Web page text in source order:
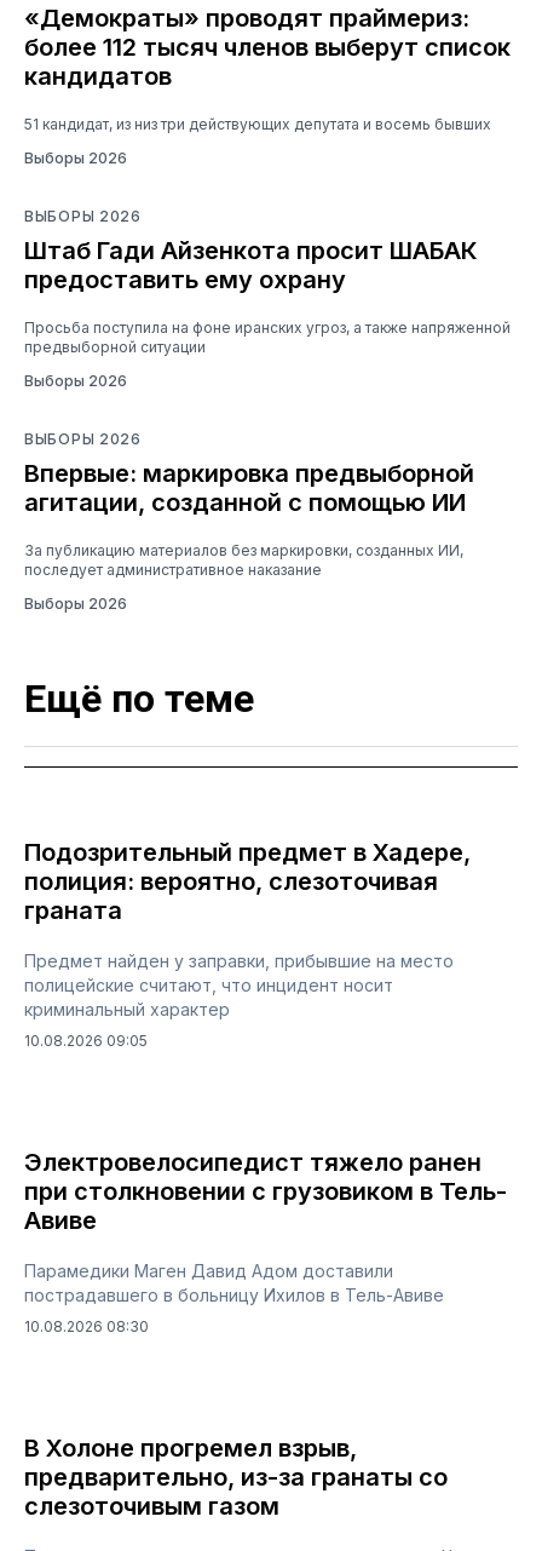
«Демократы» проводят праймериз:
более 112 тысяч членов выберут список
кандидатов
51 кандидат, из низ три действующих депутата и восемь бывших
Выборы 2026
ВЫБОРЫ 2026
Штаб Гади Айзенкота просит ШАБАК
предоставить ему охрану
Просьба поступила на фоне иранских угроз, а также напряженной
предвыборной ситуации
Выборы 2026
ВЫБОРЫ 2026
Впервые: маркировка предвыборной
агитации, созданной с помощью ИИ
За публикацию материалов без маркировки, созданных ИИ,
последует административное наказание
Выборы 2026
Ещё по теме
Подозрительный предмет в Хадере,
полиция: вероятно, слезоточивая
граната
Предмет найден у заправки, прибывшие на место
полицейские считают, что инцидент носит
криминальный характер
10.08.2026 09:05
Электровелосипедист тяжело ранен
при столкновении с грузовиком в Тель-
Авиве
Парамедики Маген Давид Адом доставили
пострадавшего в больницу Ихилов в Тель-Авиве
10.08.2026 08:30
В Холоне прогремел взрыв,
предварительно, из-за гранаты со
слезоточивым газом